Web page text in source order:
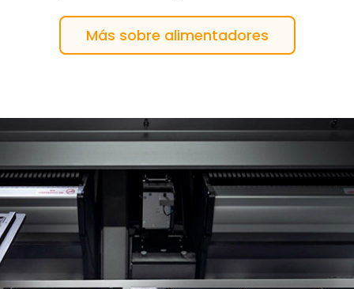
Más sobre alimentadores